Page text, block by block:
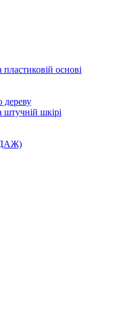
основі
дереву
шкірі